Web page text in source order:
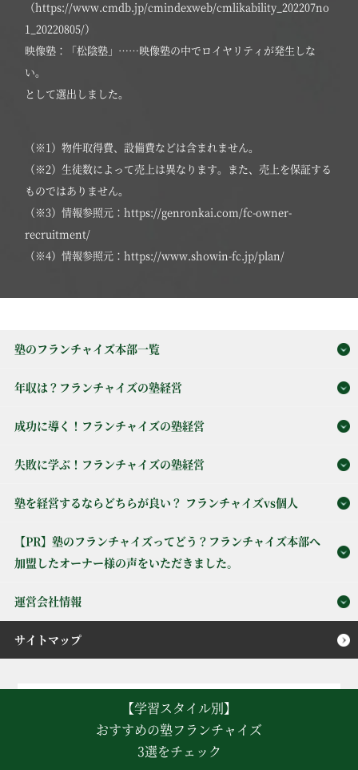
（https://www.cmdb.jp/cmindexweb/cmlikability_202207no
1_20220805/）
映像塾：「松陰塾」……映像塾の中でロイヤリティが発生しな
い。
として選出しました。
（※1）物件取得費、設備費などは含まれません。
（※2）生徒数によって売上は異なります。また、売上を保証する
ものではありません。
（※3）情報参照元：https://genronkai.com/fc-owner-
recruitment/
（※4）情報参照元：https://www.showin-fc.jp/plan/
【学習スタイル別】
おすすめの塾フランチャイズ
3選をチェック
塾のフランチャイズ本部一覧
年収は？フランチャイズの塾経営
成功に導く！フランチャイズの塾経営
失敗に学ぶ！フランチャイズの塾経営
塾を経営するならどちらが良い？ フランチャイズvs個人
【PR】塾のフランチャイズってどう？フランチャイズ本部へ
加盟したオーナー様の声をいただきました。
運営会社情報
サイトマップ
当サイトは、2023年10月時点の情報をもとに、Zenken株式会社が
のものを引用または参照しており、予告なく削除・変更される可能